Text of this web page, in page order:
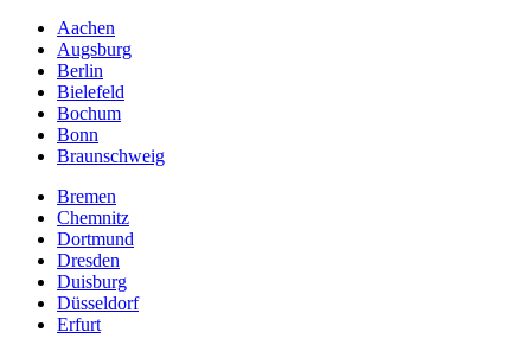
Aachen
Augsburg
Berlin
Bielefeld
Bochum
Bonn
Braunschweig
Bremen
Chemnitz
Dortmund
Dresden
Duisburg
Düsseldorf
Erfurt